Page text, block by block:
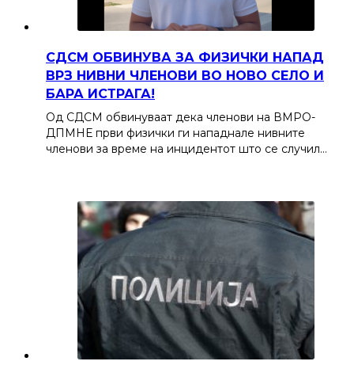
СДСМ ОБВИНУВА ЗА ФИЗИЧКИ НАПАД
ВРЗ НИВНИ ЧЛЕНОВИ ВО НОВО СЕЛО И
БАРА ИСТРАГА!
Од СДСМ обвинуваат дека членови на ВМРО-
ДПМНЕ први физички ги нападнале нивните
членови за време на инцидентот што се случил…